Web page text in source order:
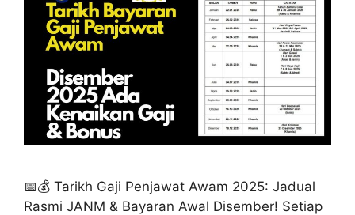
📅💰 Tarikh Gaji Penjawat Awam 2025: Jadual
Rasmi JANM & Bayaran Awal Disember! Setiap